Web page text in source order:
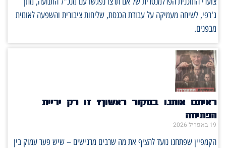
ג'רפי, לשיחה מעמיקה על עבודת הכנסת, שליחות ציבורית והשפעה לאומית
מבפנים.
ראיתם אותנו במקור ראשון? זו רק יריית
הפתיחה
19 באפריל 2026
הקמפיין שפתחנו נועד להציף את מה שרבים מרגישים – שיש פער עמוק בין